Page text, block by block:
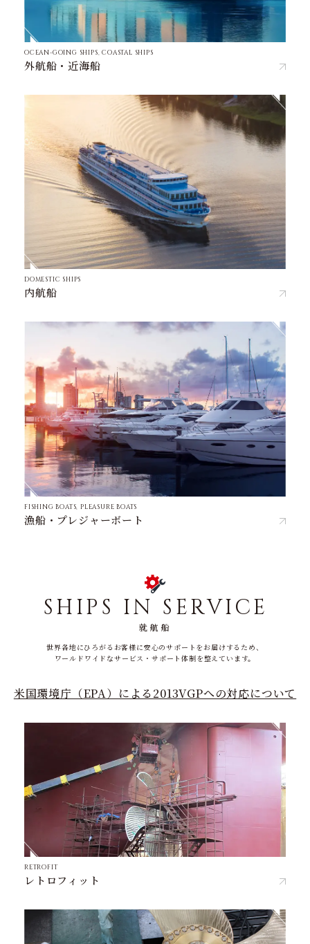
OCEAN-GOING SHIPS, COASTAL SHIPS
外航船・近海船
DOMESTIC SHIPS
内航船
FISHING BOATS, PLEASURE BOATS
漁船・プレジャーボート
SHIPS IN SERVICE
就航船
世界各地にひろがるお客様に安心のサポートをお届けするため、
ワールドワイドなサービス・サポート体制を整えています。
米国環境庁（EPA）による2013VGPへの対応について
RETROFIT
レトロフィット